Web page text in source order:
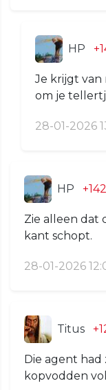
HP
Je krijgt
om je
28-01-2026
HP
Zie alleen dat
kant schopt.
28-01-2026
Titus
Die agent
kopvodden